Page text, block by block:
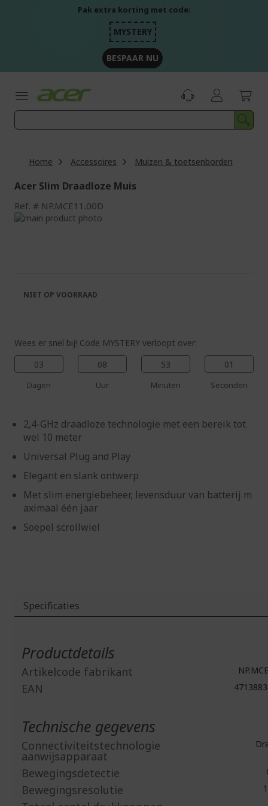
Pak extra korting met code:
MYSTERY
BESPAAR NU
Home Accessoires Muizen & toetsenborden
Acer Slim Draadloze Muis
Ref. NP.MCE11.00D
Ga
afbeeldingen-
gallerij
afbeeldingen-
Wees er snel bij! Code MYSTERY verloopt over:
03
Dagen
08
Uur
53
Minuten
01
Seconden
2,4-GHz draadloze technologie met een bereik tot
wel 10 meter
Universal Plug and Play
Elegant en slank ontwerp
Met slim energiebeheer, levensduur van batterij m
aximaal één jaar
Soepel scrollwiel
NIET OP VOORRAAD
Specificaties
Productdetails
Artikelcode fabrikant
EAN
Technische gegevens
Connectiviteitstechnologie
aanwijsapparaat
Bewegingsdetectie
Bewegingsresolutie